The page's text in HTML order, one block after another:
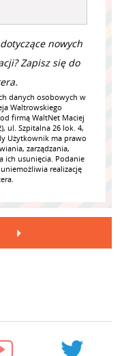
nowych
Zapisz się do
danych osobowych w
Waltrowskiego
firmą WaltNet Maciej
ul. Szpitalna 26 lok. 4,
Użytkownik ma prawo
zarządzania,
ich usunięcia. Podanie
realizację